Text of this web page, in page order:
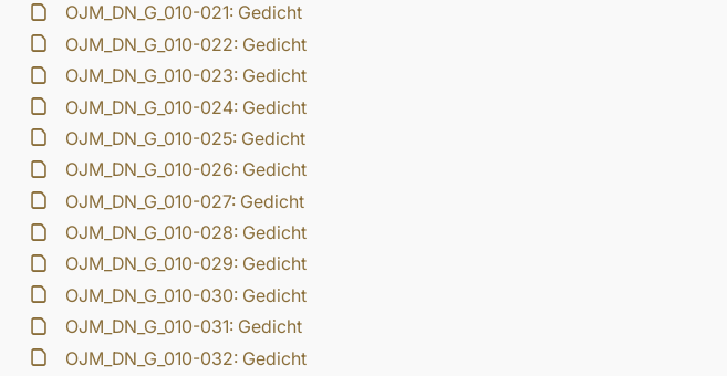
OJM_DN_G_010-021: Gedicht
OJM_DN_G_010-022: Gedicht
OJM_DN_G_010-023: Gedicht
OJM_DN_G_010-024: Gedicht
OJM_DN_G_010-025: Gedicht
OJM_DN_G_010-026: Gedicht
OJM_DN_G_010-027: Gedicht
OJM_DN_G_010-028: Gedicht
OJM_DN_G_010-029: Gedicht
OJM_DN_G_010-030: Gedicht
OJM_DN_G_010-031: Gedicht
OJM_DN_G_010-032: Gedicht